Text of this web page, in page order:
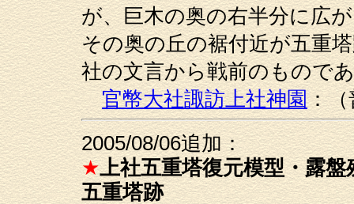
が、巨木の奥の右半分に広
その奥の丘の裾付近が五重
社の文言から戦前のもので
官幣大社諏訪上社神園：（
2005/08/06追加：
★上社五重塔復元模型・露
五重塔跡